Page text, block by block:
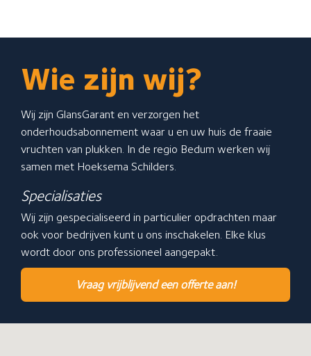
De 7 fraaie voordelen
Een offerte aanvragen
Over Hoeksema schilders
Hoeksema Schilders
Onze contactgegevens
Verbindingsweg 32a
9781 DA Bedum
Stuur een bericht
Neem telefonisch contact met ons op: 06-23034003
Wie zijn wij?
Wij zijn GlansGarant en verzorgen het
onderhoudsabonnement waar u en uw huis de fraaie
vruchten van plukken. In de regio Bedum werken wij
samen met Hoeksema Schilders.
Specialisaties
Wij zijn gespecialiseerd in particulier opdrachten maar
ook voor bedrijven kunt u ons inschakelen. Elke klus
wordt door ons professioneel aangepakt.
Vraag vrijblijvend een offerte aan!